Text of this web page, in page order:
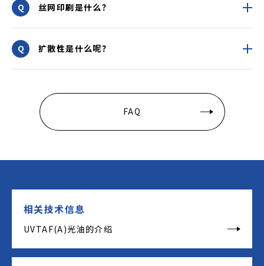
丝网印刷是什么？
扩散性是什么呢？
FAQ
相关技术信息
UVTAF(A)光油的介绍